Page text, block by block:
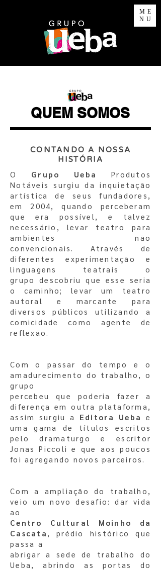
ME
NU
QUEM SOMOS
CONTANDO A NOSSA
HISTÓRIA
O Grupo UebaProdutos
Notáveis surgiu da inquietação
artística deseus fundadores,
em 2004, quando perceberam
que era possível, e talvez
necessário, levar teatro para
ambientes não
convencionais. Através de
diferentes experimentação e
linguagens teatrais o
grupodescobriu que esse seria
o caminho; levar um teatro
autoral e marcante para
diversos públicos utilizando a
comicidade como agente de
reflexão.
Com o passar do tempo e o
amadurecimento do trabalho, o
grupo
percebeu que poderia fazer a
diferença em outra plataforma,
assim surgiu a Editora Ueba e
uma gama de títulos escritos
pelo dramaturgoe escritor
Jonas Piccoli e que aos poucos
foi agregando novos parceiros.
Com a ampliação do trabalho,
veio um novo desafio: dar vida
ao
Centro Cultural Moinho da
Cascata , prédio histórico que
passa a
abrigar a sede de trabalho do
Ueba, abrindo as portas do